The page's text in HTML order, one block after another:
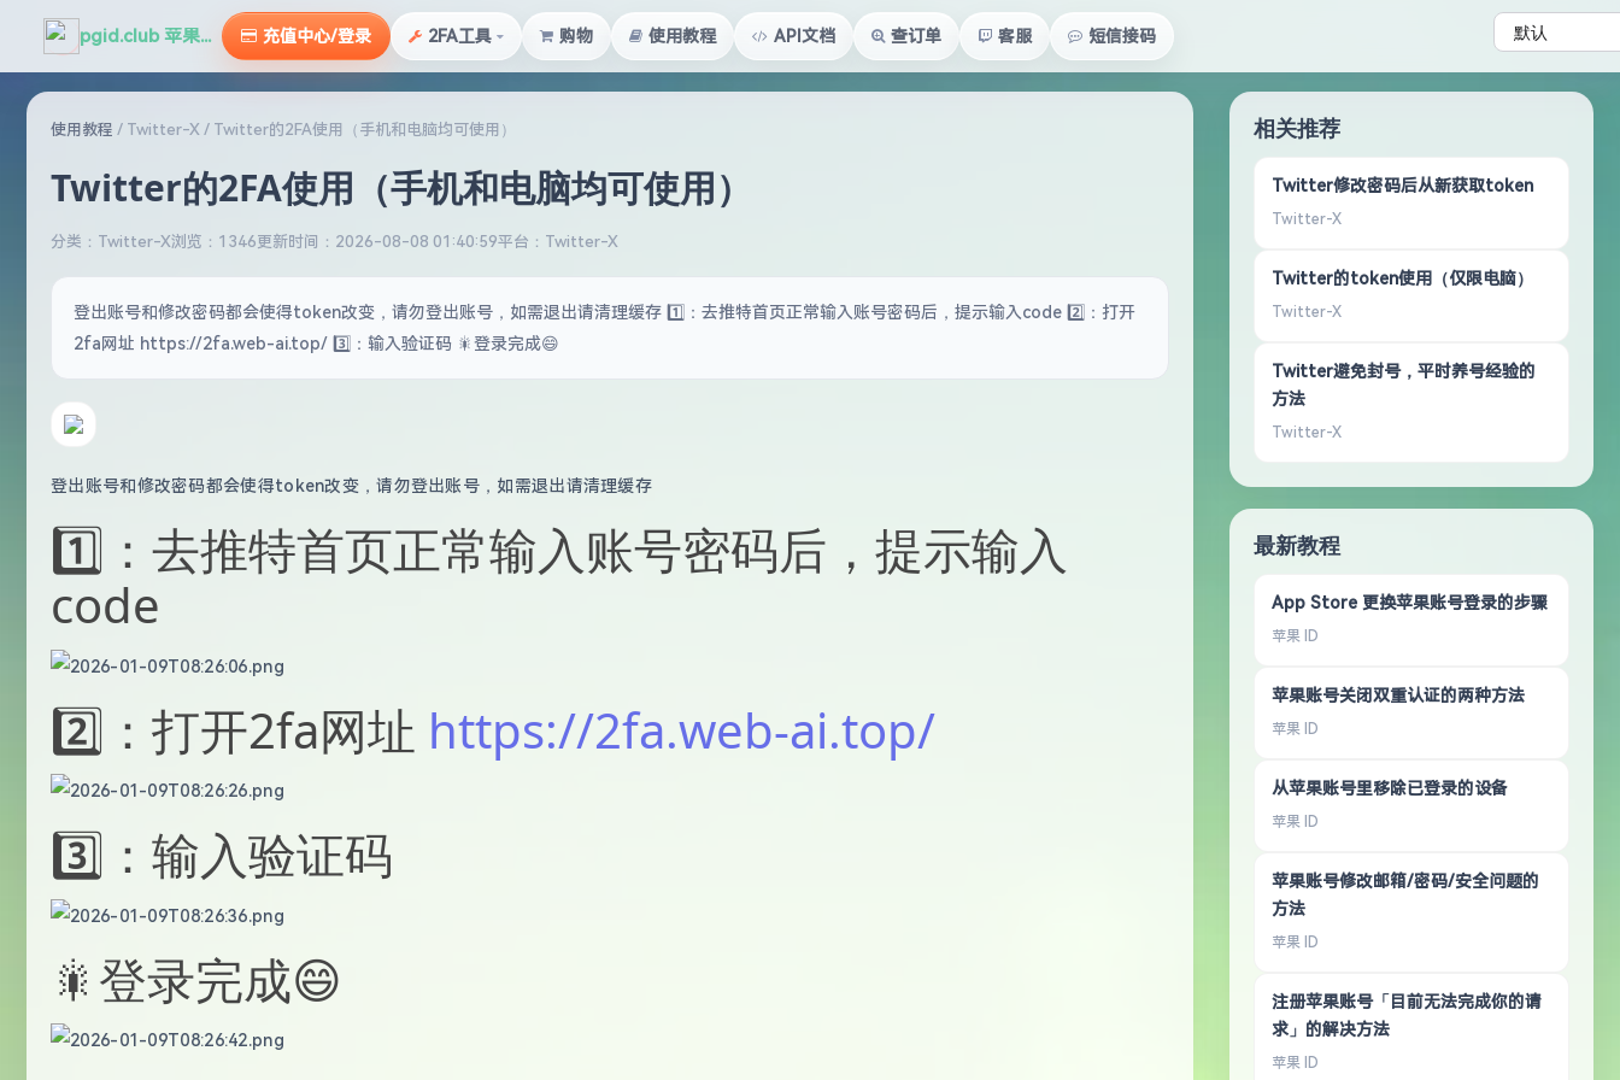
pgid.club 苹果id俱乐部 充值中心/登录 2FA工具 购物 使用教程 API文档 查订单 客服 短信接码
使用教程 / Twitter-X / Twitter的2FA使用（手机和电脑均可使用）
Twitter的2FA使用（手机和电脑均可使用）
分类：Twitter-X浏览：1346更新时间：2026-08-08 01:40:59平台：Twitter-X
登出账号和修改密码都会使得token改变，请勿登出账号，如需退出请清理缓存 1️⃣：去推特首页正常输入账号密码后，提示输入code 2️⃣：打开
2fa网址 https://2fa.web-ai.top/ 3️⃣：输入验证码 🎇登录完成😄
登出账号和修改密码都会使得token改变，请勿登出账号，如需退出请清理缓存
1️⃣：去推特首页正常输入账号密码后，提示输入
code
2️⃣：打开2fa网址 https://2fa.web-ai.top/
3️⃣：输入验证码
🎇登录完成😄
相关推荐
Twitter修改密码后从新获取token
Twitter-X
Twitter的token使用（仅限电脑）
Twitter-X
Twitter避免封号，平时养号经验的
方法
Twitter-X
最新教程
App Store 更换苹果账号登录的步骤
苹果 ID
苹果账号关闭双重认证的两种方法
苹果 ID
从苹果账号里移除已登录的设备
苹果 ID
苹果账号修改邮箱/密码/安全问题的
方法
苹果 ID
注册苹果账号「目前无法完成你的请
求」的解决方法
苹果 ID